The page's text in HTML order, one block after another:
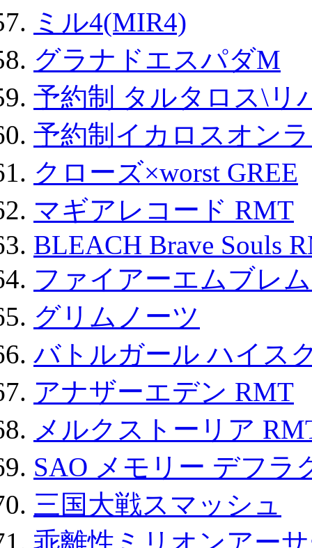
ミル4(MIR4)
グラナドエスパダM
予約制 タルタロス\リ
予約制イカロスオン
クローズ×worst GREE
マギアレコード RMT
BLEACH Brave Souls
ファイアーエムブレ
グリムノーツ
バトルガール ハイス
アナザーエデン RMT
メルクストーリア
SAO メモリー デフラ
三国大戦スマッシュ